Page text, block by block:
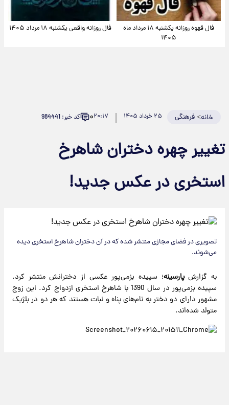
فال قهوه روزانه یکشنبه ۱۸ مرداد ماه
۱۴۰۵
فال روزانه واقعی یکشنبه ۱۸ مرداد ۱۴۰۵
خانه>فرهنگی ۲۵ خرداد ۱۴۰۵ ۲۰:۱۷۰ کد خبر: 984441
تغییر چهره دختران شاهرخ
استخری در عکس جدید!
تصویری در فضای مجازی منتشر شده که در آن دختران شاهرخ استخری دیده
می‌شوند.
به گزارشپارسینه؛ سپیده بزمی‌پور عکسی از دخترانش منتشر کرد.
سپیده بزمی‌پور در سال 1390 با شاهرخ استخری ازدواج کرد. این زوج
مشهور دارای دو دختر به نام‌های پناه و نبات هستند که هر دو در بلژیک
متولد شده‌اند.